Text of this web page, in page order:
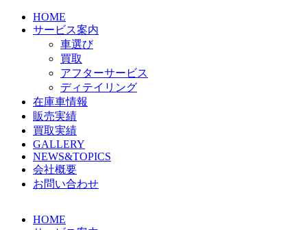
HOME
サービス案内
車選び
買取
アフターサービス
ディテイリング
在庫車情報
販売実績
買取実績
GALLERY
NEWS&TOPICS
会社概要
お問い合わせ
HOME